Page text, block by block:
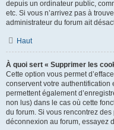
depuis un ordinateur public,
etc. Si vous n’arrivez pas à
administrateur du forum ait
Haut
À quoi sert « Supprimer les
Cette option vous permet
conservent votre authentification
permettent également
non lus) dans le cas où cette
du forum. Si vous rencontrez
déconnexion au forum, essayez